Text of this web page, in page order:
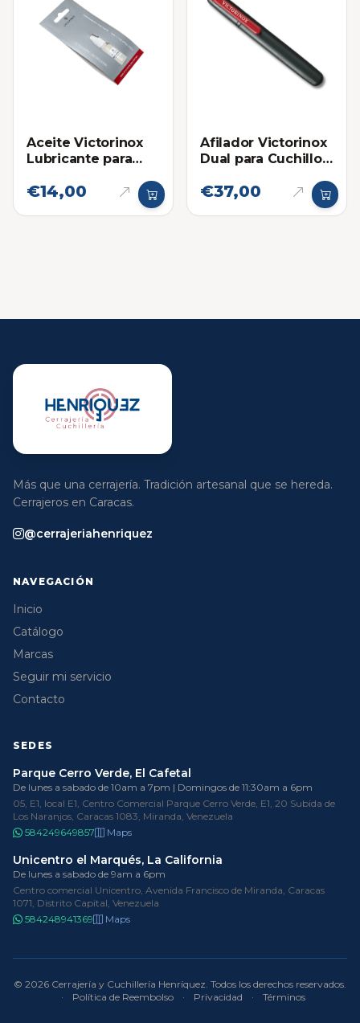
Aceite Victorinox
Lubricante para
€14,00
Afilador Victorinox
Dual para Cuchillos
€37,00
Más que una cerrajería. Tradición artesanal que se hereda.
Cerrajeros en Caracas.
@cerrajeriahenriquez
NAVEGACIÓN
Inicio
Catálogo
Marcas
Seguir mi servicio
Contacto
SEDES
Parque Cerro Verde, El Cafetal
De lunes a sabado de 10am a 7pm | Domingos de 11:30am a 6pm
05, E1, local E1, Centro Comercial Parque Cerro Verde, E1, 20 Subida de
Los Naranjos, Caracas 1083, Miranda, Venezuela
584249649857
Maps
Unicentro el Marqués, La California
De lunes a sabado de 9am a 6pm
Centro comercial Unicentro, Avenida Francisco de Miranda, Caracas
1071, Distrito Capital, Venezuela
584248941369
Maps
© 2026 Cerrajería y Cuchillería Henríquez. Todos los derechos reservados.
·
Política de Reembolso · Privacidad · Términos